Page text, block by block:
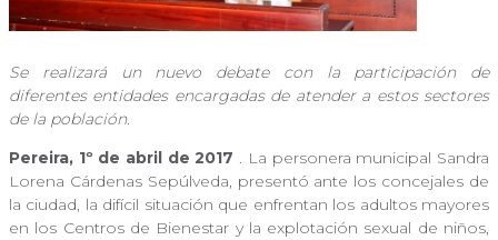
Se realizará un nuevo debate con la participación de
diferentes entidades encargadas de atender a estos sectores
de la población.
Pereira, 1º de abril de 2017 . La personera municipal Sandra
Lorena Cárdenas Sepúlveda, presentó ante los concejales de
la ciudad, la difícil situación que enfrentan los adultos mayores
en los Centros de Bienestar y la explotación sexual de niños,